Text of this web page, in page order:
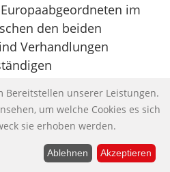
im
den beiden
Verhandlungen
geplant.
Jobcenter sollen
Bereitstellen unserer Leistungen.
um welche Cookies es sich
sie erhoben werden.
Ablehnen Akzeptieren